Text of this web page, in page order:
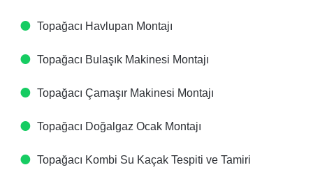
Topağacı Havlupan Montajı
Topağacı Bulaşık Makinesi Montajı
Topağacı Çamaşır Makinesi Montajı
Topağacı Doğalgaz Ocak Montajı
Topağacı Kombi Su Kaçak Tespiti ve Tamiri